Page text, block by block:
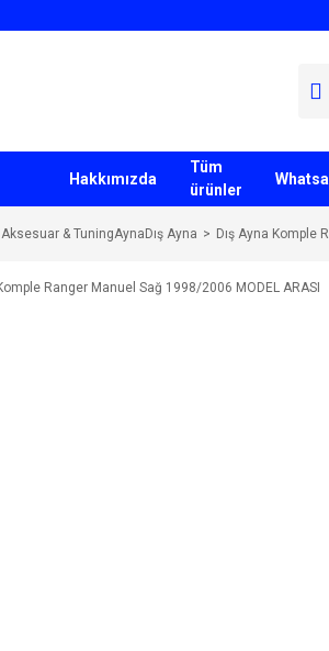
Hakkımızda
Tüm
ürünler
Aksesuar & TuningAynaDış Ayna Dış Ayna Komple